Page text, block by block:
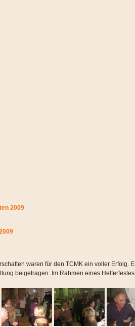
2009
waren für den TCMK ein voller Erfolg.
beigetragen. Im Rahmen eines